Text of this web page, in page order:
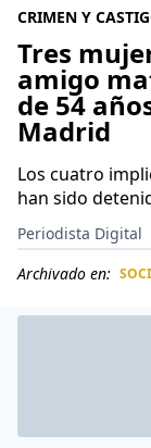
CRIMEN Y
Tres
amigo
de 54
Madrid
Los cuatro
han sido
Periodista Digital
Archivado en: